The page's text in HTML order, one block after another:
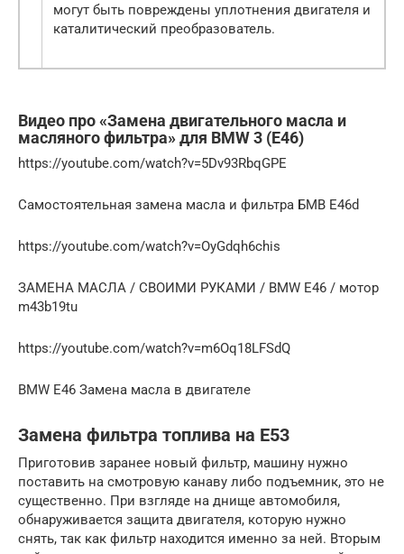
могут быть повреждены уплотнения двигателя и
каталитический преобразователь.
Видео про «Замена двигательного масла и
масляного фильтра» для BMW 3 (E46)
https://youtube.com/watch?v=5Dv93RbqGPE
Самостоятельная замена масла и фильтра БМВ Е46d
https://youtube.com/watch?v=OyGdqh6chis
ЗАМЕНА МАСЛА / СВОИМИ РУКАМИ / BMW E46 / мотор
m43b19tu
https://youtube.com/watch?v=m6Oq18LFSdQ
BMW E46 Замена масла в двигателе
Замена фильтра топлива на Е53
Приготовив заранее новый фильтр, машину нужно
поставить на смотровую канаву либо подъемник, это не
существенно. При взгляде на днище автомобиля,
обнаруживается защита двигателя, которую нужно
снять, так как фильтр находится именно за ней. Вторым